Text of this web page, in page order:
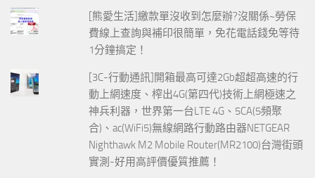
[熊愛生活]繳款單沒收到怎麼辦?沒關係~勞保
費線上查詢與補印很簡單，免花電話錢免等待
1分鐘搞定！
[3C-行動通訊]開箱最高可達2Gb超超高速的行
動上網速度、榨出4G(第四代)技術上網極速之
神兵利器，世界第一台LTE 4G、5CA(5頻聚
合)、ac(WiFi5)無線網路行動路由器NETGEAR
Nighthawk M2 Mobile Router(MR2100)台灣街頭
實測-好用高評價優質推薦！